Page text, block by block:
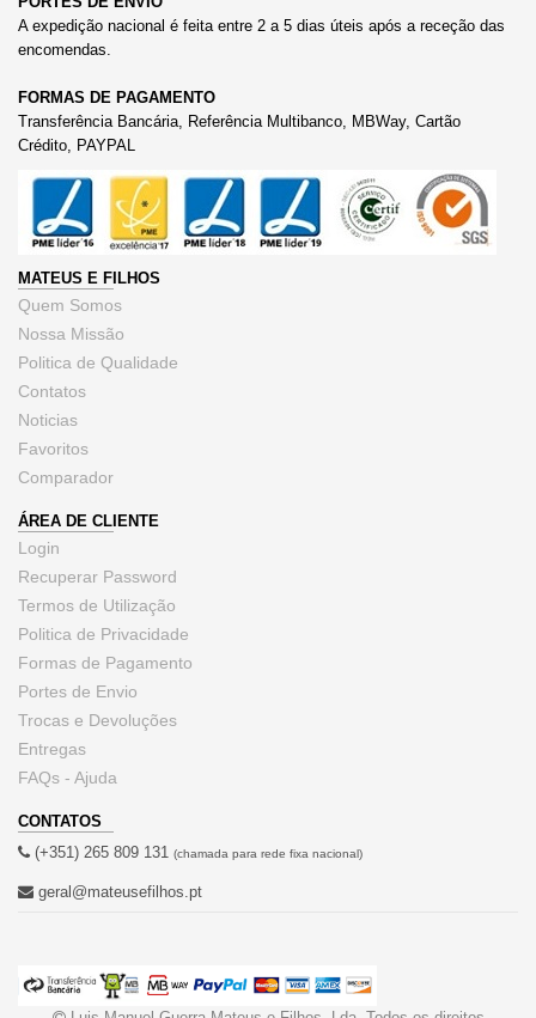
A expedição nacional é feita entre 2 a 5 dias úteis após a receção das
encomendas.
FORMAS DE PAGAMENTO
Transferência Bancária, Referência Multibanco, MBWay, Cartão
Crédito, PAYPAL
MATEUS E FILHOS
Quem Somos
Nossa Missão
Politica de Qualidade
Contatos
Noticias
Favoritos
Comparador
ÁREA DE CLIENTE
Login
Recuperar Password
Termos de Utilização
Politica de Privacidade
Formas de Pagamento
Portes de Envio
Trocas e Devoluções
Entregas
FAQs - Ajuda
CONTATOS
(+351) 265 809 131 (chamada para rede fixa nacional)
geral@mateusefilhos.pt